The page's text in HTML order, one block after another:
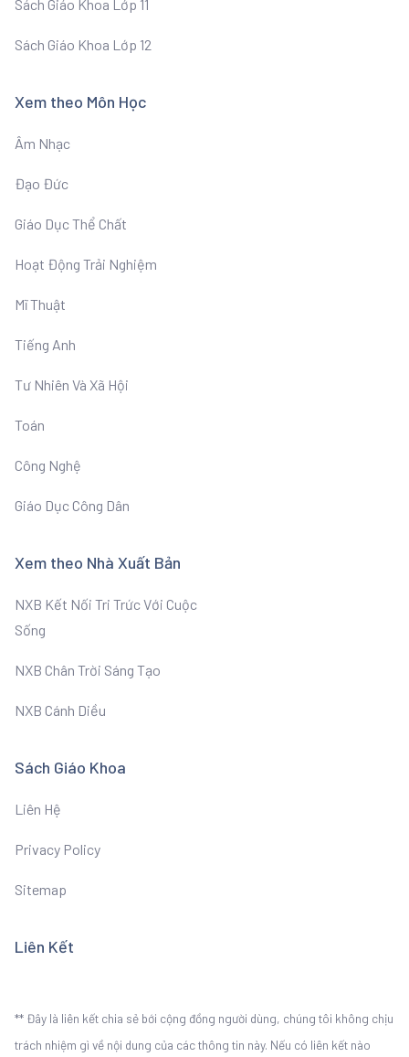
Sách Giáo Khoa Lớp 11
Sách Giáo Khoa Lớp 12
Xem theo Môn Học
Âm Nhạc
Đạo Đức
Giáo Dục Thể Chất
Hoạt Động Trải Nghiệm
Mĩ Thuật
Tiếng Anh
Tư Nhiên Và Xã Hội
Toán
Công Nghệ
Giáo Dục Công Dân
Xem theo Nhà Xuất Bản
NXB Kết Nối Tri Trức Với Cuộc
Sống
NXB Chân Trời Sáng Tạo
NXB Cánh Diều
Sách Giáo Khoa
Liên Hệ
Privacy Policy
Sitemap
Liên Kết
** Đây là liên kết chia sẻ bới cộng đồng người dùng, chúng tôi không chịu
trách nhiệm gì về nội dung của các thông tin này. Nếu có liên kết nào